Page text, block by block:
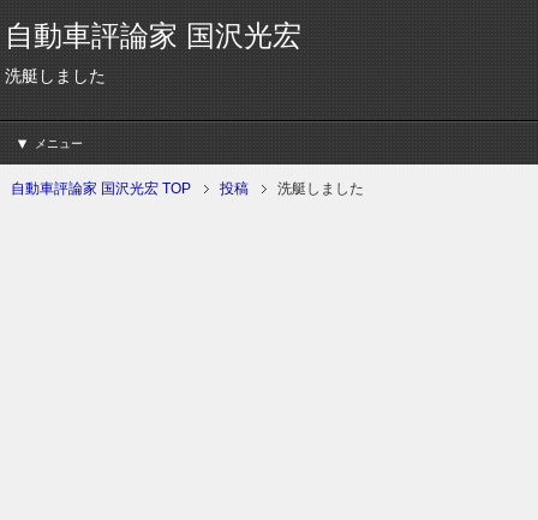
自動車評論家 国沢光宏
洗艇しました
メニュー
自動車評論家 国沢光宏 TOP 投稿 洗艇しました